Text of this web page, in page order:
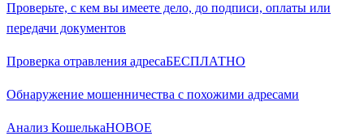
Проверьте, с кем вы имеете дело, до подписи, оплаты или
передачи документов
Проверка отравления адресаБЕСПЛАТНО
Обнаружение мошенничества с похожими адресами
Анализ КошелькаНОВОЕ